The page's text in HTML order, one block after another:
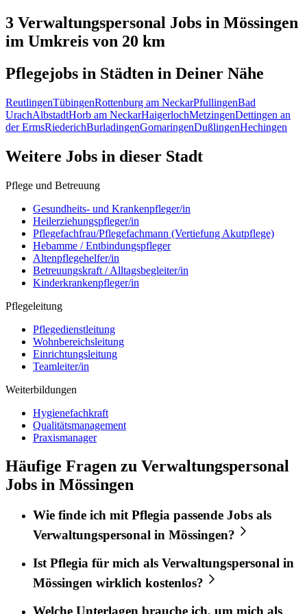
3 Verwaltungspersonal Jobs in Mössingen
im Umkreis von 20 km
Pflegejobs in Städten in Deiner Nähe
ReutlingenTübingenRottenburg am NeckarPfullingenBad
UrachAlbstadtHorb am NeckarHaigerlochMetzingenDettingen an
der ErmsRiederichBurladingenGomaringenDußlingenHechingen
Weitere Jobs in dieser Stadt
Pflege und Betreuung
Gesundheits- und Krankenpfleger/in
Heilerziehungspfleger/in
Pflegefachfrau/Pflegefachmann (Vertiefung Akutpflege)
Hebamme / Entbindungspfleger
Altenpflegehelfer/in
Betreuungskraft / Alltagsbegleiter/in
Kinderkrankenpfleger/in
Pflegeleitung
Pflegedienstleitung
Wohnbereichsleitung
Einrichtungsleitung
Teamleiter/in
Weiterbildungen
Hygienefachkraft
Qualitätsmanagement
Praxismanager
Häufige Fragen zu Verwaltungspersonal
Jobs in Mössingen
Wie finde ich mitPflegia passende Jobs als
Verwaltungspersonal in Mössingen?
Ist Pflegia für mich als Verwaltungspersonal in
Mössingen wirklich kostenlos?
Welche Unterlagen brauche ich, um mich als